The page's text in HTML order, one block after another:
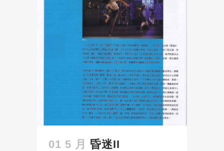
01 5 月 昏迷II